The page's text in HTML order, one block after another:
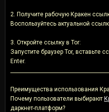
2. Получите рабочую Кракен
Воспользуйтесь актуальной
3. Откройте ссылку в Tor:
Запустите браузер Tor, вставьте
Enter.
Преимущества использования
Почему пользователи выбирают
даркнет-платформ?